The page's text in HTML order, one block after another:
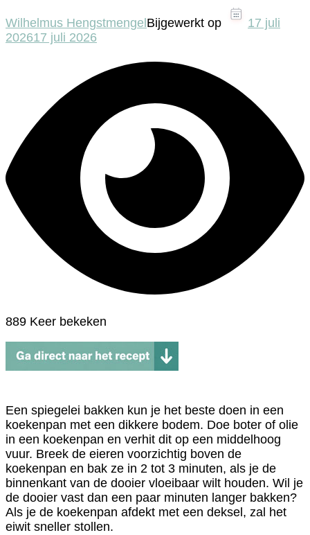
Wilhelmus HengstmengelBijgewerkt op
17 juli
202617 juli 2026
889 Keer bekeken
Een spiegelei bakken kun je het beste doen in een
koekenpan met een dikkere bodem. Doe boter of olie
in een koekenpan en verhit dit op een middelhoog
vuur. Breek de eieren voorzichtig boven de
koekenpan en bak ze in 2 tot 3 minuten, als je de
binnenkant van de dooier vloeibaar wilt houden. Wil je
de dooier vast dan een paar minuten langer bakken?
Als je de koekenpan afdekt met een deksel, zal het
eiwit sneller stollen.